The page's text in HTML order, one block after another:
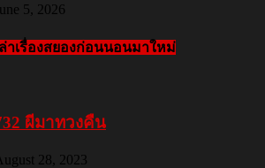
5, 2026
าเรื่องสยองก่อนนอนมาใหม่
ผีมาทวงคืน
28, 2023